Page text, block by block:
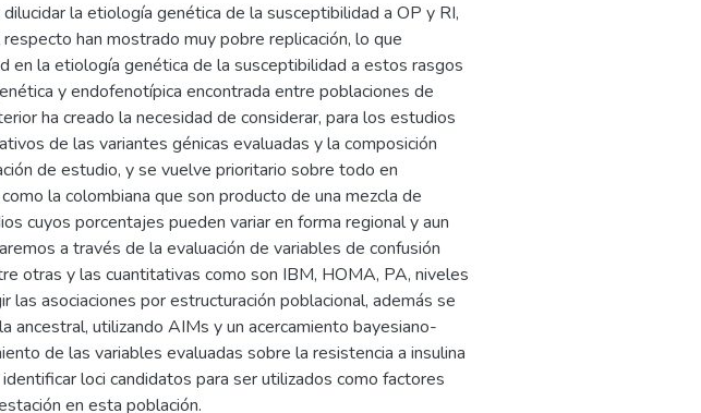
la etiología genética de la susceptibilidad a OP y RI,
han mostrado muy pobre replicación, lo que
en la etiología genética de la susceptibilidad a estos rasgos
y endofenotípica encontrada entre poblaciones de
ha creado la necesidad de considerar, para los estudios
de las variantes génicas evaluadas y la composición
de estudio, y se vuelve prioritario sobre todo en
la colombiana que son producto de una mezcla de
cuyos porcentajes pueden variar en forma regional y aun
a través de la evaluación de variables de confusión
otras y las cuantitativas como son IBM, HOMA, PA, niveles
las asociaciones por estructuración poblacional, además se
ancestral, utilizando AIMs y un acercamiento bayesiano-
de las variables evaluadas sobre la resistencia a insulina
loci candidatos para ser utilizados como factores
en esta población.